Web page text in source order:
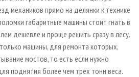
механиков прямо на делянки к технике
габаритные машины стоит гнать в
дешевле и проще решить сразу в лесу.
машины, для ремонта которых,
мостов, то есть если нужно
поднятия более чем трех тонн веса.